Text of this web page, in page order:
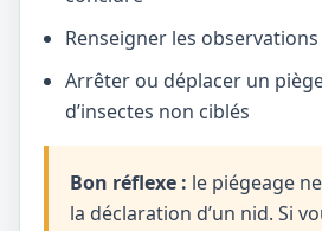
Renseigner les
Arrêter ou déplacer un
d’insectes non ciblés
Bon réflexe : le piégeage
la déclaration d’un nid. Si